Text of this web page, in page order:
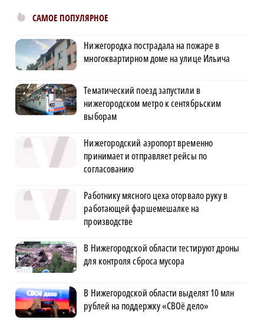
САМОЕ ПОПУЛЯРНОЕ
Нижегородка пострадала на пожаре в
многоквартирном доме на улице Ильича
Тематический поезд запустили в
нижегородском метро к сентябрьским
выборам
Нижегородский аэропорт временно
принимает и отправляет рейсы по
согласованию
Работнику мясного цеха оторвало руку в
работающей фаршемешалке на
производстве
В Нижегородской области тестируют дроны
для контроля сброса мусора
В Нижегородской области выделят 10 млн
рублей на поддержку «СВОё дело»